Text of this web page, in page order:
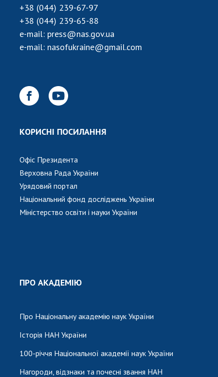
+38 (044) 239-67-97
+38 (044) 239-65-88
e-mail: press@nas.gov.ua
e-mail: nasofukraine@gmail.com
КОРИСНІ ПОСИЛАННЯ
Офіс Президента
Верховна Рада України
Урядовий портал
Національний фонд досліджень України
Міністерство освіти і науки України
ПРО АКАДЕМІЮ
Про Національну академію наук України
Історія НАН України
100-річчя Національної академії наук України
Нагороди, відзнаки та почесні звання НАН